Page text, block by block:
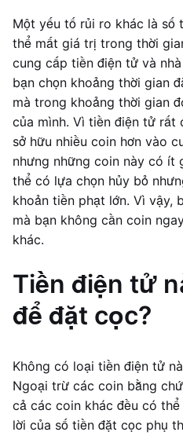
Một yếu tố rủi ro khác là số
thể mất giá trị trong thời
cung cấp tiền điện tử và
bạn chọn khoảng thời gian
mà trong khoảng thời gian
của mình. Vì tiền điện tử rất
sở hữu nhiều coin hơn vào
nhưng những coin này có ít
thể có lựa chọn hủy bỏ
khoản tiền phạt lớn. Vì vậy,
mà bạn không cần coin
khác.
Tiền điện tử
để đặt cọc?
Không có loại tiền điện tử
Ngoại trừ các coin bằng
cả các coin khác đều có
lời của số tiền đặt cọc phụ